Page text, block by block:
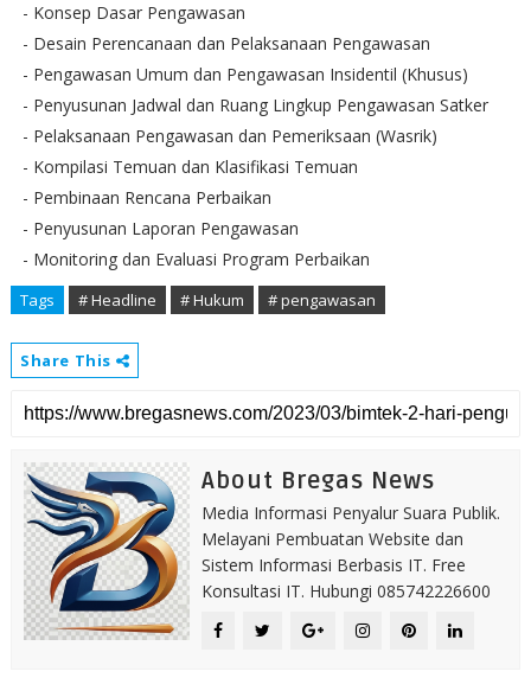
- Konsep Dasar Pengawasan
- Desain Perencanaan dan Pelaksanaan Pengawasan
- Pengawasan Umum dan Pengawasan Insidentil (Khusus)
- Penyusunan Jadwal dan Ruang Lingkup Pengawasan Satker
- Pelaksanaan Pengawasan dan Pemeriksaan (Wasrik)
- Kompilasi Temuan dan Klasifikasi Temuan
- Pembinaan Rencana Perbaikan
- Penyusunan Laporan Pengawasan
- Monitoring dan Evaluasi Program Perbaikan
Tags # Headline # Hukum # pengawasan
Share This
About Bregas News
Media Informasi Penyalur Suara Publik.
Melayani Pembuatan Website dan
Sistem Informasi Berbasis IT. Free
Konsultasi IT. Hubungi 085742226600